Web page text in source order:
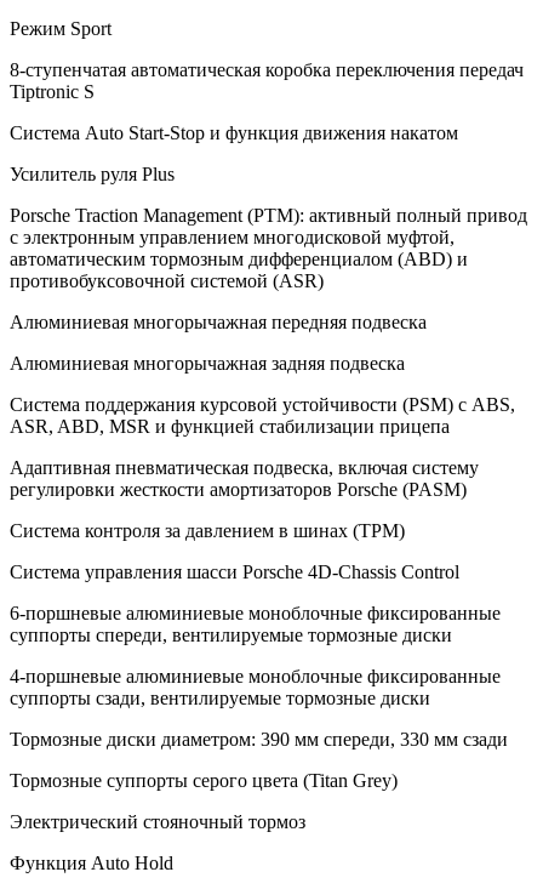
Режим Sport
8-ступенчатая автоматическая коробка переключения передач
Tiptronic S
Система Auto Start-Stop и функция движения накатом
Усилитель руля Plus
Porsche Traction Management (PTM): активный полный привод
с электронным управлением многодисковой муфтой,
автоматическим тормозным дифференциалом (ABD) и
противобуксовочной системой (ASR)
Алюминиевая многорычажная передняя подвеска
Алюминиевая многорычажная задняя подвеска
Система поддержания курсовой устойчивости (PSM) с ABS,
ASR, ABD, MSR и функцией стабилизации прицепа
Адаптивная пневматическая подвеска, включая систему
регулировки жесткости амортизаторов Porsche (PASM)
Система контроля за давлением в шинах (TPM)
Cистема управления шасси Porsche 4D-Chassis Control
6-поршневые алюминиевые моноблочные фиксированные
суппорты спереди, вентилируемые тормозные диски
4-поршневые алюминиевые моноблочные фиксированные
суппорты сзади, вентилируемые тормозные диски
Тормозные диски диаметром: 390 мм спереди, 330 мм сзади
Тормозные суппорты серого цвета (Titan Grey)
Электрический стояночный тормоз
Функция Auto Hold